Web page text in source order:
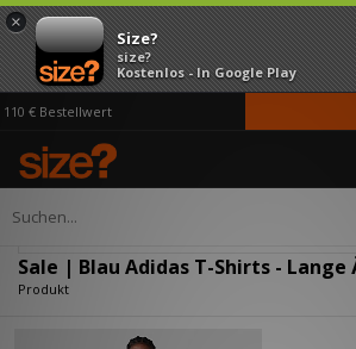
×
Size?
size?
Kostenlos - In Google Play
€ Bestellwert
Home Herren
Sale | Blau Adidas T-Shirts - Lange
Produkt